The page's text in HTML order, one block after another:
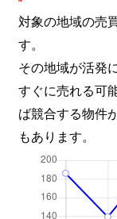
対象の地域の売
す。
その地域が活発
すぐに売れる可
ば競合する物件
もあります。